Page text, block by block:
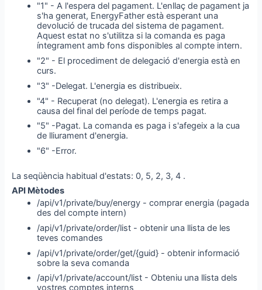
"1" - A l'espera del pagament. L'enllaç de pagament ja
s'ha generat, EnergyFather està esperant una
devolució de trucada del sistema de pagament.
Aquest estat no s'utilitza si la comanda es paga
íntegrament amb fons disponibles al compte intern.
"2" - El procediment de delegació d'energia està en
curs.
"3" -Delegat. L'energia es distribueix.
"4" - Recuperat (no delegat). L'energia es retira a
causa del final del període de temps pagat.
"5" -Pagat. La comanda es paga i s'afegeix a la cua
de lliurament d'energia.
"6" -Error.
La seqüència habitual d'estats: 0, 5, 2, 3, 4 .
API Mètodes
/api/v1/private/buy/energy - comprar energia (pagada
des del compte intern)
/api/v1/private/order/list - obtenir una llista de les
teves comandes
/api/v1/private/order/get/{guid} - obtenir informació
sobre la seva comanda
/api/v1/private/account/list - Obteniu una llista dels
vostres comptes interns